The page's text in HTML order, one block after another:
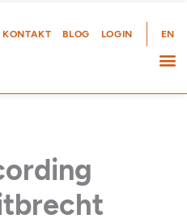
BLOG LOGIN EN